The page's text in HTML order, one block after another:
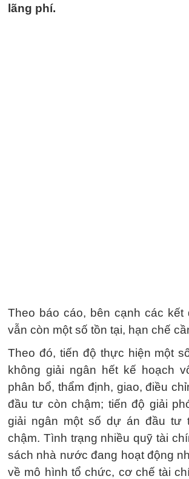
lãng phí.
Theo báo cáo, bên cạnh các kết
vẫn còn một số tồn tại, hạn chế
Theo đó, tiến độ thực hiện một
không giải ngân hết kế hoạch
phân bổ, thẩm định, giao, điều
đầu tư còn chậm; tiến độ giải
giải ngân một số dự án đầu tư
chậm. Tình trạng nhiều quỹ tài
sách nhà nước đang hoạt động
về mô hình tổ chức, cơ chế tài